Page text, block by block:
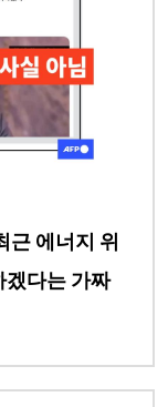
근 에너지 위
겠다는 가짜